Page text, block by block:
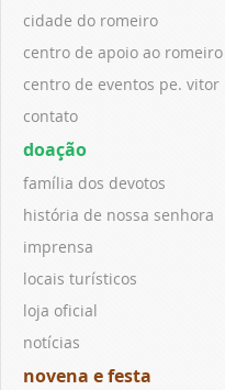
cidade do romeiro
centro de apoio ao romeiro
centro de eventos pe. vitor
contato
doação
família dos devotos
história de nossa senhora
imprensa
locais turísticos
loja oficial
notícias
novena e festa